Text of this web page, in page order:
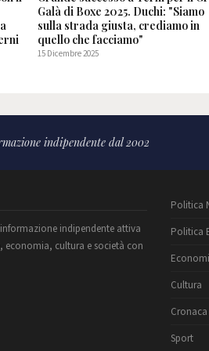
Galà di Boxe 2025. Duchi: "Siamo
sulla strada giusta, crediamo in
quello che facciamo"
15 Dicembre 2025
indipendente dal 2002
indipendente attiva
economia, cultura e società con
Politica
Politica
Cultura
Cronaca
Sport